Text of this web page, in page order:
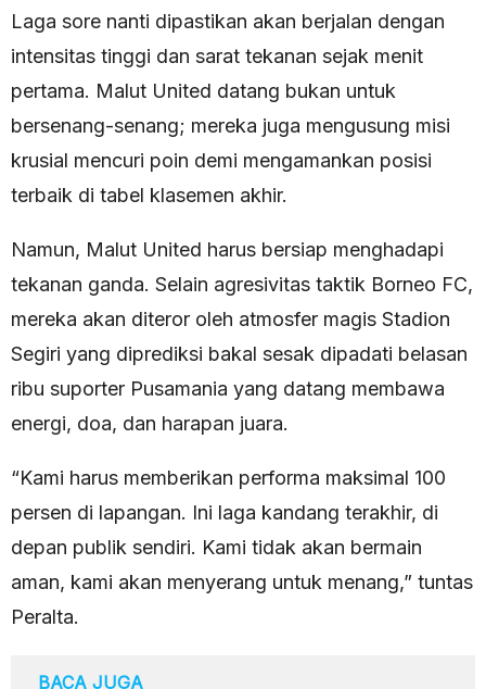
Laga sore nanti dipastikan akan berjalan dengan
intensitas tinggi dan sarat tekanan sejak menit
pertama. Malut United datang bukan untuk
bersenang-senang; mereka juga mengusung misi
krusial mencuri poin demi mengamankan posisi
terbaik di tabel klasemen akhir.
Namun, Malut United harus bersiap menghadapi
tekanan ganda. Selain agresivitas taktik Borneo FC,
mereka akan diteror oleh atmosfer magis Stadion
Segiri yang diprediksi bakal sesak dipadati belasan
ribu suporter Pusamania yang datang membawa
energi, doa, dan harapan juara.
“Kami harus memberikan performa maksimal 100
persen di lapangan. Ini laga kandang terakhir, di
depan publik sendiri. Kami tidak akan bermain
aman, kami akan menyerang untuk menang,” tuntas
Peralta.
BACA JUGA